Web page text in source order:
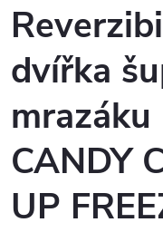
dvířka
mrazáku
CANDY
UP